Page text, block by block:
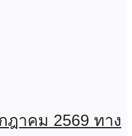
ฎาคม 2569 ทาง